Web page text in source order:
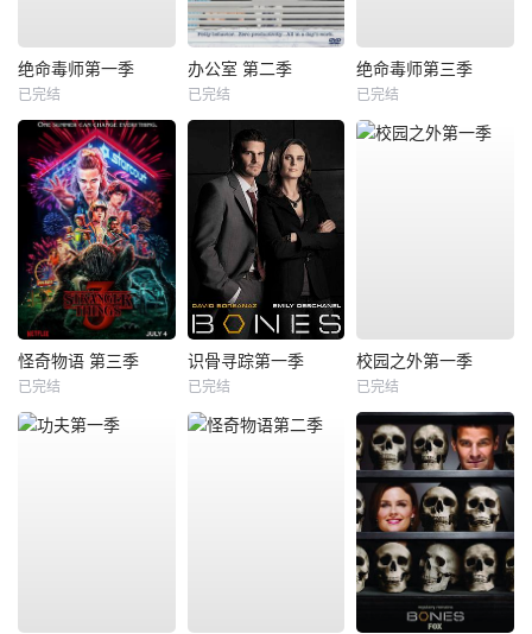
绝命毒师第一季
已完结
办公室 第二季
已完结
绝命毒师第三季
已完结
怪奇物语 第三季
已完结
识骨寻踪第一季
已完结
校园之外第一季
已完结